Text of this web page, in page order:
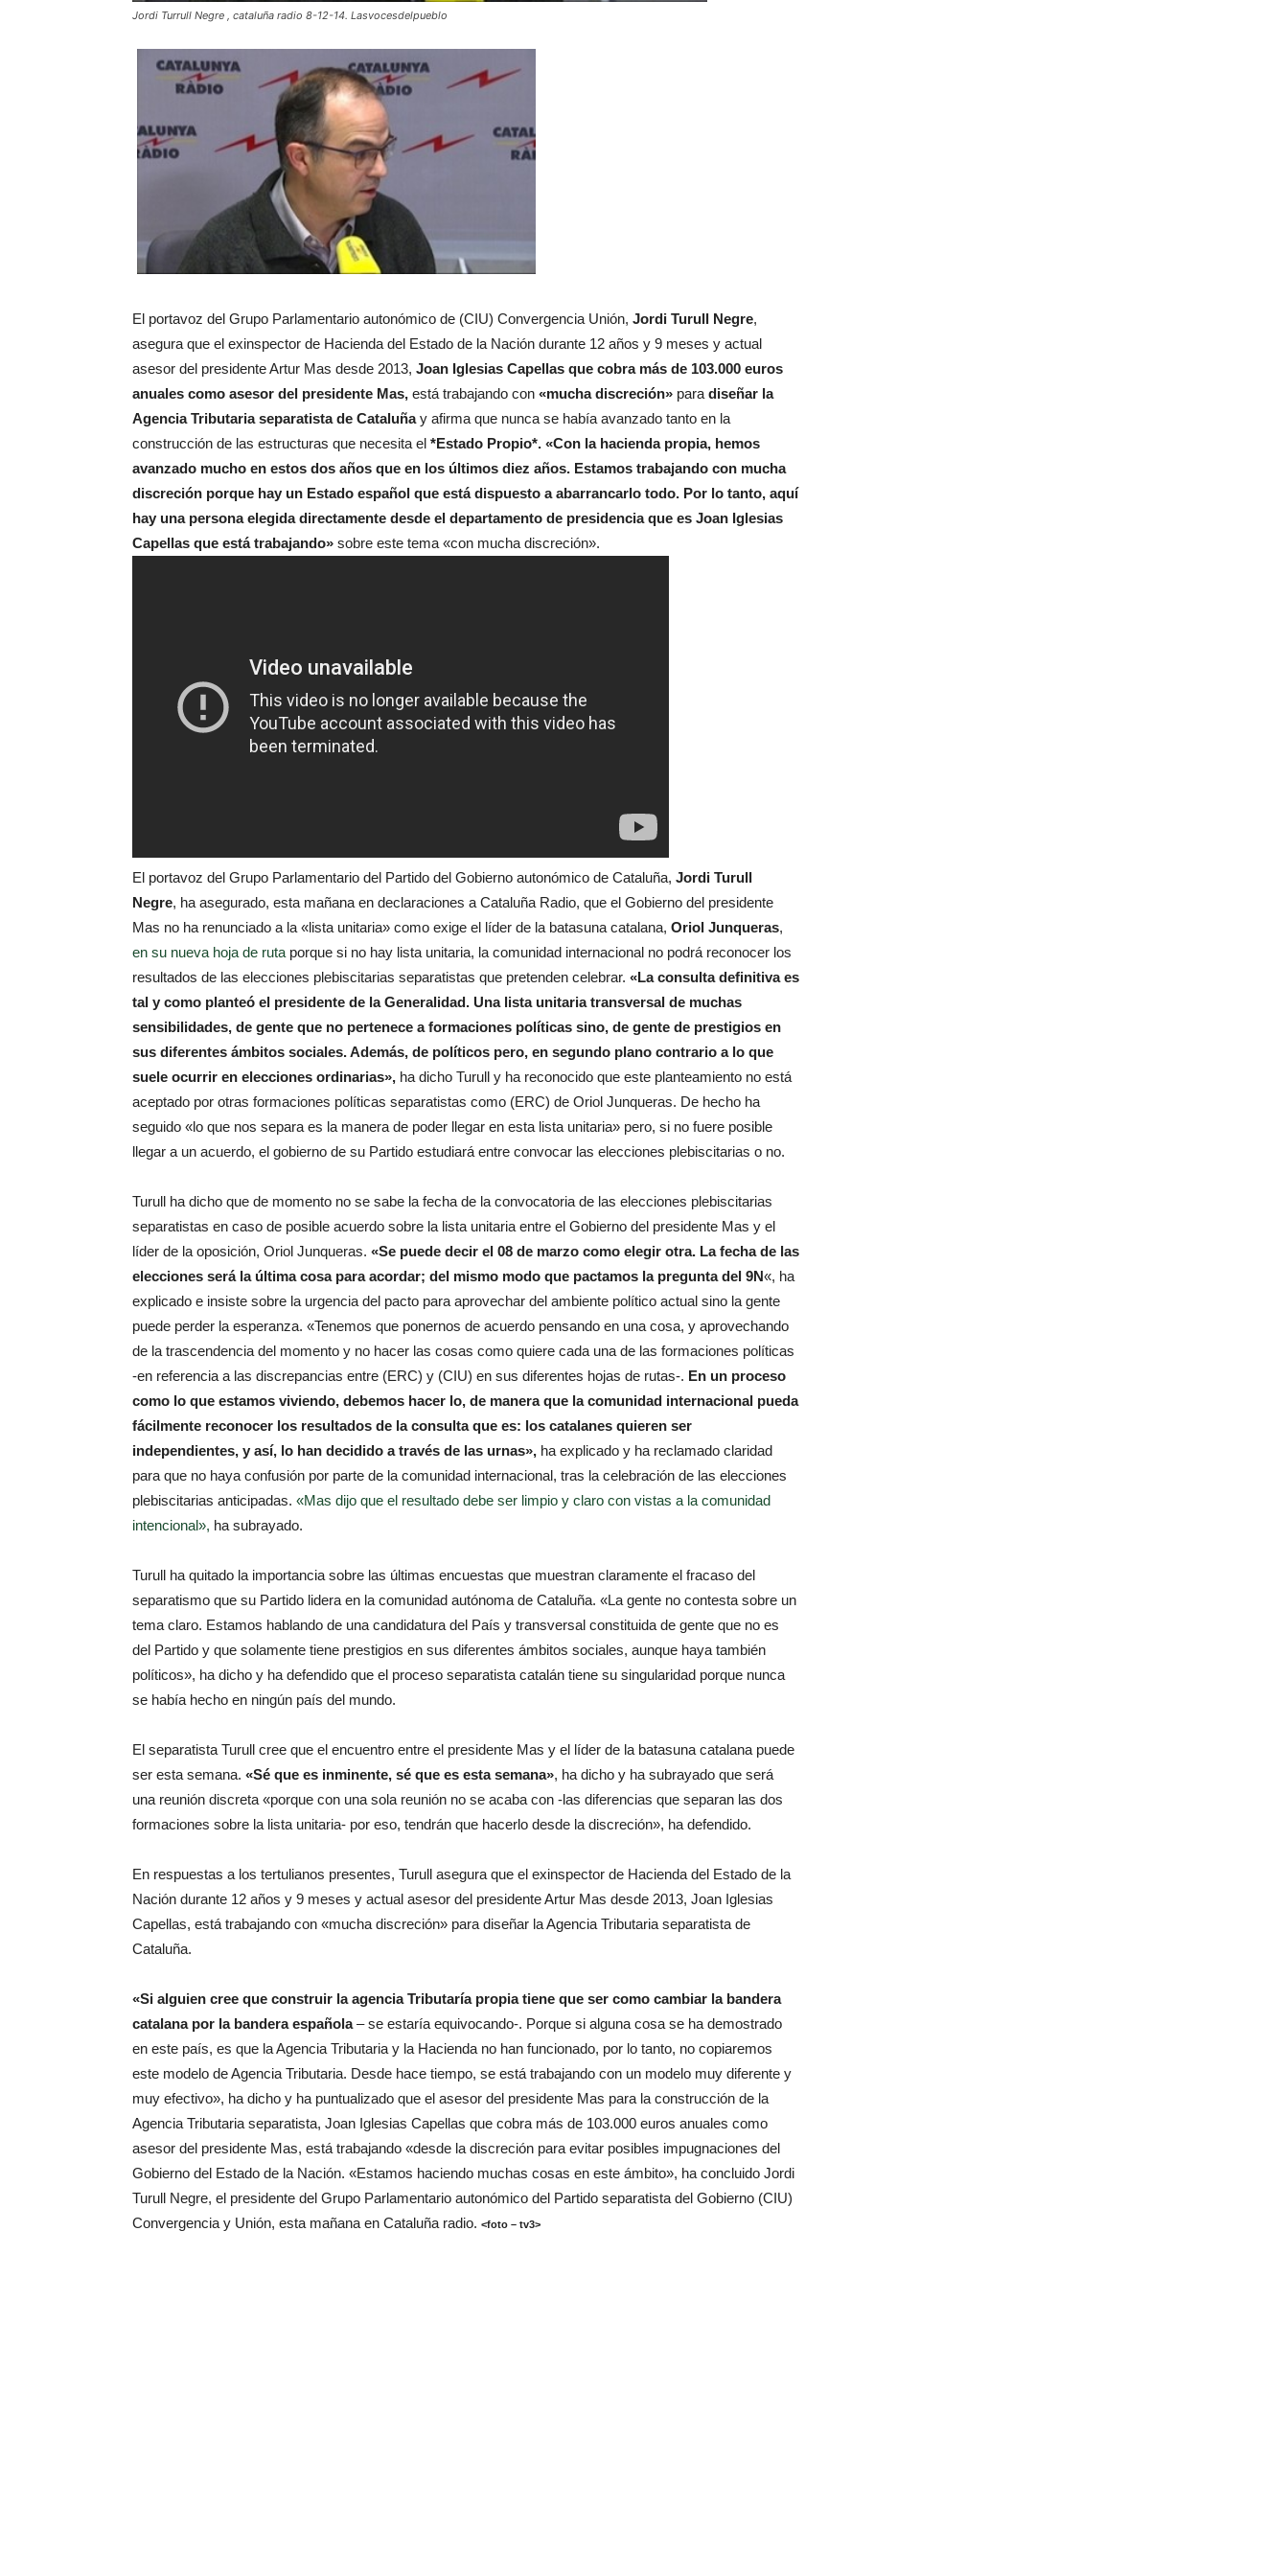
Jordi Turrull Negre , cataluña radio 8-12-14. Lasvocesdelpueblo
El portavoz del Grupo Parlamentario autonómico de (CIU) Convergencia Unión, Jordi Turull Negre,
asegura que el exinspector de Hacienda del Estado de la Nación durante 12 años y 9 meses y actual
asesor del presidente Artur Mas desde 2013, Joan Iglesias Capellas que cobra más de 103.000 euros
anuales como asesor del presidente Mas, está trabajando con «mucha discreción» para diseñar la
Agencia Tributaria separatista de Cataluñay afirma que nunca se había avanzado tanto en la
construcción de las estructuras que necesita el *Estado Propio*. «Con la hacienda propia, hemos
avanzado mucho en estos dos años que en los últimos diez años. Estamos trabajando con mucha
discreción porque hay un Estado español que está dispuesto a abarrancarlo todo. Por lo tanto, aquí
hay una persona elegida directamente desde el departamento de presidencia que es Joan Iglesias
Capellas que está trabajando» sobre este tema «con mucha discreción».
El portavoz del Grupo Parlamentario del Partido del Gobierno autonómico de Cataluña, Jordi Turull
Negre, ha asegurado, esta mañana en declaraciones a Cataluña Radio, que el Gobierno del presidente
Mas no ha renunciado a la «lista unitaria» como exige el líder de la batasuna catalana, Oriol Junqueras,
en su nueva hoja de ruta porque si no hay lista unitaria, la comunidad internacional no podrá reconocer los
resultados de las elecciones plebiscitarias separatistas que pretenden celebrar. «La consulta definitiva es
tal y como planteó el presidente de la Generalidad. Una lista unitaria transversal de muchas
sensibilidades, de gente que no pertenece a formaciones políticas sino, de gente de prestigios en
sus diferentes ámbitos sociales. Además, de políticos pero, en segundo plano contrario a lo que
suele ocurrir en elecciones ordinarias», ha dicho Turull y ha reconocido que este planteamiento no está
aceptado por otras formaciones políticas separatistas como (ERC) de Oriol Junqueras. De hecho ha
seguido «lo que nos separa es la manera de poder llegar en esta lista unitaria» pero, si no fuere posible
llegar a un acuerdo, el gobierno de su Partido estudiará entre convocar las elecciones plebiscitarias o no.
Turull ha dicho que de momento no se sabe la fecha de la convocatoria de las elecciones plebiscitarias
separatistas en caso de posible acuerdo sobre la lista unitaria entre el Gobierno del presidente Mas y el
líder de la oposición, Oriol Junqueras. «Se puede decir el 08 de marzo como elegir otra. La fecha de las
elecciones será la última cosa para acordar; del mismo modo que pactamos la pregunta del 9N«, ha
explicado e insiste sobre la urgencia del pacto para aprovechar del ambiente político actual sino la gente
puede perder la esperanza. «Tenemos que ponernos de acuerdo pensando en una cosa, y aprovechando
de la trascendencia del momento y no hacer las cosas como quiere cada una de las formaciones políticas
-en referencia a las discrepancias entre (ERC) y (CIU) en sus diferentes hojas de rutas-. En un proceso
como lo que estamos viviendo, debemos hacer lo, de manera que la comunidad internacional pueda
fácilmente reconocer los resultados de la consulta que es: los catalanes quieren ser
independientes, y así, lo han decidido a través de las urnas», ha explicado y ha reclamado claridad
para que no haya confusión por parte de la comunidad internacional, tras la celebración de las elecciones
plebiscitarias anticipadas. «Mas dijo que el resultado debe ser limpio y claro con vistas a la comunidad
intencional», ha subrayado.
Turull ha quitado la importancia sobre las últimas encuestas que muestran claramente el fracaso del
separatismo que su Partido lidera en la comunidad autónoma de Cataluña. «La gente no contesta sobre un
tema claro. Estamos hablando de una candidatura del País y transversal constituida de gente que no es
del Partido y que solamente tiene prestigios en sus diferentes ámbitos sociales, aunque haya también
políticos», ha dicho y ha defendido que el proceso separatista catalán tiene su singularidad porque nunca
se había hecho en ningún país del mundo.
El separatista Turull cree que el encuentro entre el presidente Mas y el líder de la batasuna catalana puede
ser esta semana. «Sé que es inminente, sé que es esta semana», ha dicho y ha subrayado que será
una reunión discreta «porque con una sola reunión no se acaba con -las diferencias que separan las dos
formaciones sobre la lista unitaria- por eso, tendrán que hacerlo desde la discreción», ha defendido.
En respuestas a los tertulianos presentes, Turull asegura que el exinspector de Hacienda del Estado de la
Nación durante 12 años y 9 meses y actual asesor del presidente Artur Mas desde 2013, Joan Iglesias
Capellas, está trabajando con «mucha discreción» para diseñar la Agencia Tributaria separatista de
Cataluña.
«Si alguien cree que construir la agencia Tributaría propia tiene que ser como cambiar la bandera
catalana por la bandera española– se estaría equivocando-. Porque si alguna cosa se ha demostrado
en este país, es que la Agencia Tributaria y la Hacienda no han funcionado, por lo tanto, no copiaremos
este modelo de Agencia Tributaria. Desde hace tiempo, se está trabajando con un modelo muy diferente y
muy efectivo», ha dicho y ha puntualizado que el asesor del presidente Mas para la construcción de la
Agencia Tributaria separatista, Joan Iglesias Capellas que cobra más de 103.000 euros anuales como
asesor del presidente Mas, está trabajando «desde la discreción para evitar posibles impugnaciones del
Gobierno del Estado de la Nación. «Estamos haciendo muchas cosas en este ámbito», ha concluido Jordi
Turull Negre, el presidente del Grupo Parlamentario autonómico del Partido separatista del Gobierno (CIU)
Convergencia y Unión, esta mañana en Cataluña radio. <foto – tv3>